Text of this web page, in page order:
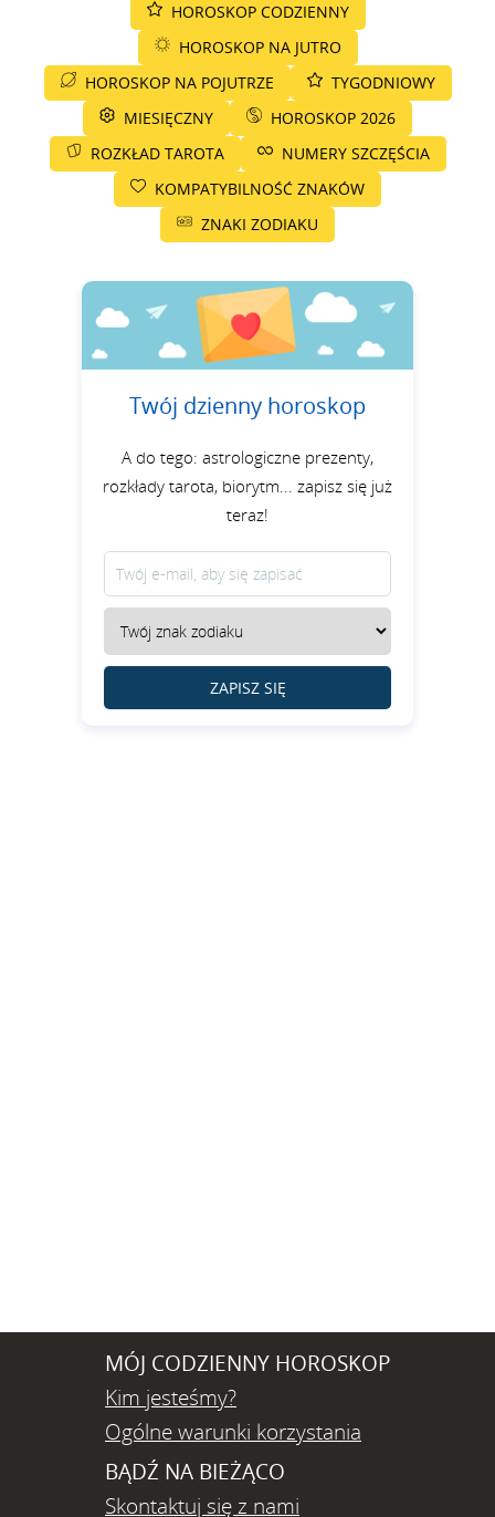
HOROSKOP CODZIENNY
HOROSKOP NA JUTRO
HOROSKOP NA POJUTRZE
TYGODNIOWY
MIESIĘCZNY
HOROSKOP 2026
ROZKŁAD TAROTA
NUMERY SZCZĘŚCIA
KOMPATYBILNOŚĆ ZNAKÓW
ZNAKI ZODIAKU
Twój dzienny horoskop
A do tego: astrologiczne prezenty,
rozkłady tarota, biorytm... zapisz się już
teraz!
ZAPISZ SIĘ
MÓJ CODZIENNY HOROSKOP
Kim jesteśmy?
Ogólne warunki korzystania
BĄDŹ NA BIEŻĄCO
Skontaktuj się z nami